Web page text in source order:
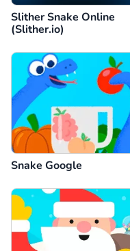
Slither Snake Online
(Slither.io)
Snake Google